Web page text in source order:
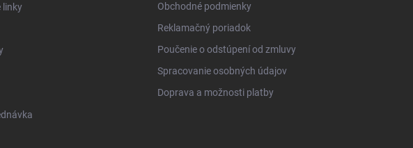
linky
Obchodné podmienky
Reklamačný poriadok
Poučenie o odstúpení od zmluvy
Spracovanie osobných údajov
Doprava a možnosti platby